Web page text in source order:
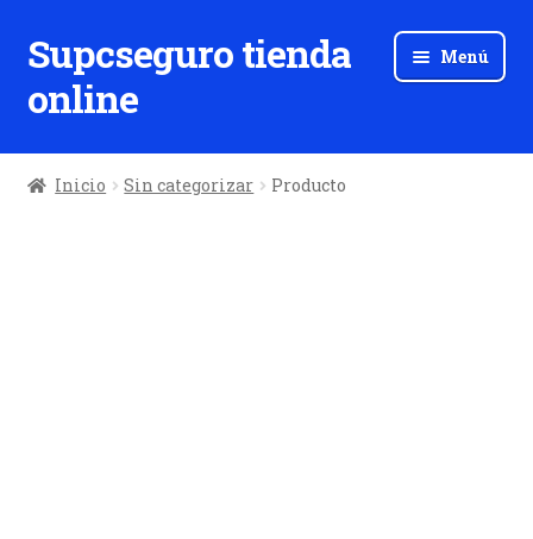
Ir
a
la
Ir
al
contenido
Supcseguro tienda
online
Menú
Inicio Sin categorizar Producto